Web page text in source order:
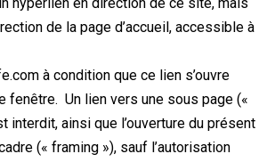
hyperlien en direction de ce site, mais
de la page d’accueil, accessible à
à condition que ce lien s’ouvre
fenêtre. Un lien vers une sous page («
interdit, ainsi que l’ouverture du présent
(« framing »), sauf l’autorisation